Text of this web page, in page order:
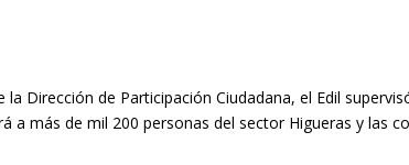
Dirección de Participación Ciudadana, el Edil
a más de mil 200 personas del sector Higueras y las